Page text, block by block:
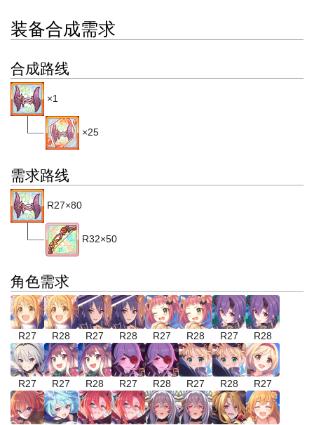
装备合成需求
合成路线
×1
×25
需求路线
R27×80
R32×50
角色需求
R27 R28 R27 R28 R27 R28 R27 R28
R27 R27 R28 R27 R28 R27 R28 R27